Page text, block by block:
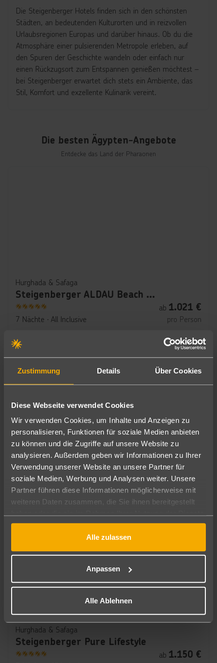
Zustimmung Details Über Cookies
Diese Webseite verwendet Cookies
Wir verwenden Cookies, um Inhalte und Anzeigen zu
personalisieren, Funktionen für soziale Medien anbieten
zu können und die Zugriffe auf unsere Website zu
analysieren. Außerdem geben wir Informationen zu Ihrer
Verwendung unserer Website an unsere Partner für
soziale Medien, Werbung und Analysen weiter. Unsere
Partner führen diese Informationen möglicherweise mit
weiteren Daten zusammen, die Sie ihnen bereitgestellt
gesammelt haben.
Alle zulassen
Anpassen
Alle Ablehnen
Die Steigenberger Hotels finden sich in den schönsten
Städten, an bedeutenden Kulturorten und in reizvollen
Urlaubsregionen Europas und darüber hinaus. Ob du die
Atmosphäre einer pulsierenden Metropole erleben, auf
den Spuren der Geschichte wandeln oder einfach nur
einen Rückzugsort zum Entspannen genießen möchtest –
bei Steigenberger erwartet dich stets ein Ambiente, das
Stil, Komfort und exzellente Kulinarik vereint.
Die besten Ägypten-Angebote
Entdecke das Land der Pharaonen
Hurghada & Safaga
Steigenberger ALDAU Beach Hotel
5
7 Nächte ∙ All Inclusive
ab 1.021 €
pro Person
Hurghada & Safaga
Steigenberger Aqua Magic
5
7 Nächte∙All Inclusive
ab624€
pro Person
Hurghada & Safaga
Steigenberger Pure Lifestyle
ab 1.150 €